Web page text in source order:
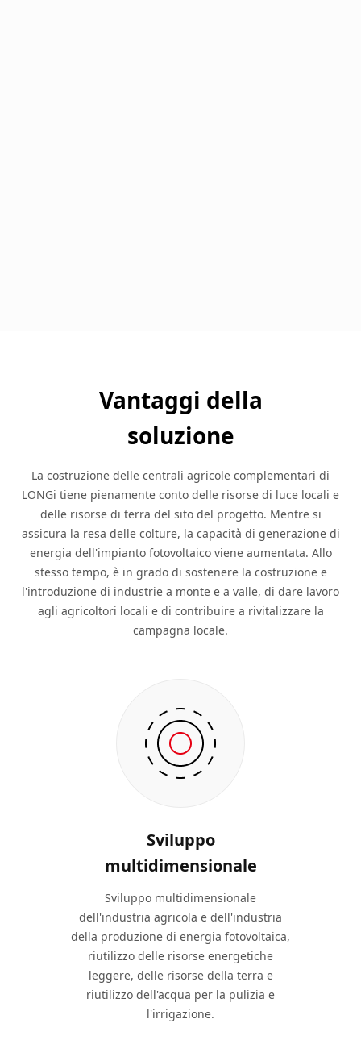
Vantaggi della
soluzione
La costruzione delle centrali agricole complementari di
LONGi tiene pienamente conto delle risorse di luce locali e
delle risorse di terra del sito del progetto. Mentre si
assicura la resa delle colture, la capacità di generazione di
energia dell'impianto fotovoltaico viene aumentata. Allo
stesso tempo, è in grado di sostenere la costruzione e
l'introduzione di industrie a monte e a valle, di dare lavoro
agli agricoltori locali e di contribuire a rivitalizzare la
campagna locale.
Sviluppo
multidimensionale
Sviluppo multidimensionale
dell'industria agricola e dell'industria
della produzione di energia fotovoltaica,
riutilizzo delle risorse energetiche
leggere, delle risorse della terra e
riutilizzo dell'acqua per la pulizia e
l'irrigazione.